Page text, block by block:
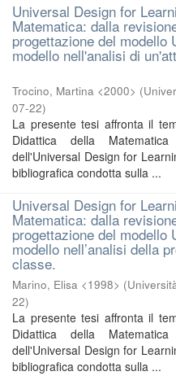
Universal Design for
Matematica: dalla
progettazione del modello
modello nell'analisi di
Trocino, Martina <2000> (
07-22)
La presente tesi affronta il
Didattica della
dell'Universal Design for
bibliografica condotta sulla ...
Universal Design for
Matematica: dalla
progettazione del modello
modello nell’analisi della
classe.
Marino, Elisa <1998> (
22)
La presente tesi affronta il
Didattica della
dell'Universal Design for
bibliografica condotta sulla ...